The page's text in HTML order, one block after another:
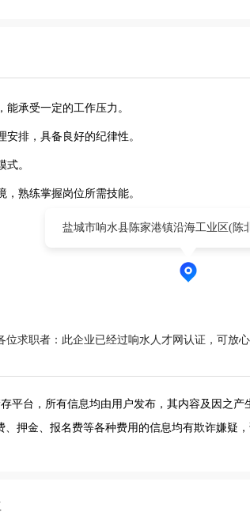
能承受一定的工作压力。
安排，具备良好的纪律性。
式。
，熟练掌握岗位所需技能。
盐城市响水县陈家港镇沿海工业区(陈
位求职者：此企业已经过响水人才网认证，可放
平台，所有信息均由用户发布，其内容及因之产
、押金、报名费等各种费用的信息均有欺诈嫌疑